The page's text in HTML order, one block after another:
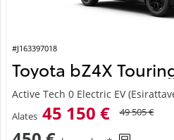
#J163397018
Toyota bZ4X
Active Tech 0 Electric EV
Alates 45 150 € 49 505 €